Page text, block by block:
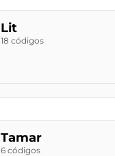
Lit
18 códigos
Tamar
6 códigos